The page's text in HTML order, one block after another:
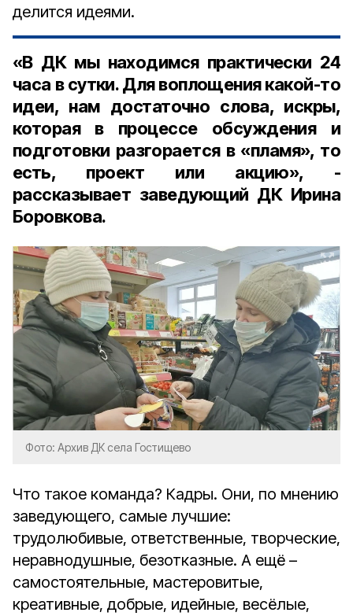
делится идеями.
«В ДК мы находимся практически 24
часа в сутки. Для воплощения какой-то
идеи, нам достаточно слова, искры,
которая в процессе обсуждения и
подготовки разгорается в «пламя», то
есть, проект или акцию», -
рассказывает заведующий ДК Ирина
Боровкова.
Фото: Архив ДК села Гостищево
Что такое команда? Кадры. Они, по мнению
заведующего, самые лучшие:
трудолюбивые, ответственные, творческие,
неравнодушные, безотказные. А ещё –
самостоятельные, мастеровитые,
креативные, добрые, идейные, весёлые,